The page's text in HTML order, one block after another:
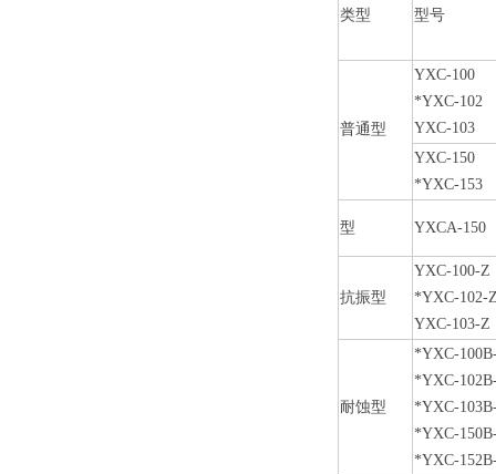
类型 型号
普通型
YXC-100
*YXC-102
YXC-103
YXC-150
*YXC-153
型 YXCA-150
抗振型
YXC-100-Z
*YXC-102-
YXC-103-Z
耐蚀型
*YXC-
*YXC-
*YXC-
*YXC-
*YXC-